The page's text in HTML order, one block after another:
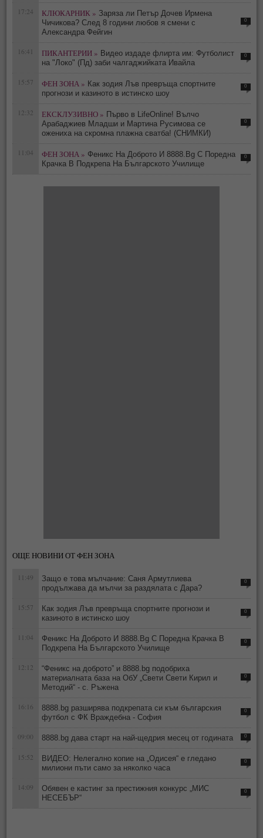
17:24 КЛЮКАРНИК » Заряза ли Петър Дочев Ирмена
Чичикова? След 8 години любов я смени с
Александра Фейгин
0
16:41 ПИКАНТЕРИИ » Видео издаде флирта им: Футболист
на "Локо" (Пд) заби чалгаджийката Ивайла
0
15:57 ФЕН ЗОНА » Как зодия Лъв превръща спортните
прогнози и казиното в истинско шоу
0
12:32 ЕКСКЛУЗИВНО » Първо в LifeOnline! Вълчо
Арабаджиев Младши и Мартина Русимова сe
oжениха на скромна плажна сватба! (СНИМКИ)
0
11:04 ФЕН ЗОНА » Феникс На Доброто И 8888.Bg С Поредна
Крачка В Подкрепа На Българското Училище
0
ОЩЕ НОВИНИ ОТ ФЕН ЗОНА
11:49
Защо е това мълчание: Саня Армутлиева
продължава да мълчи за раздялата с Дара?
0
15:57
Как зодия Лъв превръща спортните прогнози и
казиното в истинско шоу
0
11:04
Феникс На Доброто И 8888.Bg С Поредна Крачка В
Подкрепа На Българското Училище
0
12:12
“Феникс на доброто” и 8888.bg подобриха
материалната база на ОбУ „Свети Свети Кирил и
Методий“ - с. Ръжена
0
16:16
8888.bg разширява подкрепата си към българския
футбол с ФК Враждебна - София
0
09:00 8888.bg дава старт на най-щедрия месец от годината 0
15:52
ВИДЕО: Нелегално копие на „Одисея“ е гледано
милиони пъти само за няколко часа
0
14:09
Обявен е кастинг за престижния конкурс „МИС
НЕСЕБЪР“
0